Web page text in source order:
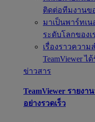
ติดต่อทีมงานข
มาเป็นพาร์ทเน
ระดับโลกของเ
เรื่องราวความ
TeamViewer ไ
ข่าวสาร
TeamViewer รายง
อย่างรวดเร็ว